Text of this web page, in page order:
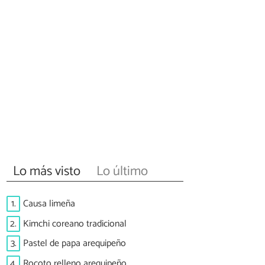
Lo más visto Lo último
1. Causa limeña
2. Kimchi coreano tradicional
3. Pastel de papa arequipeño